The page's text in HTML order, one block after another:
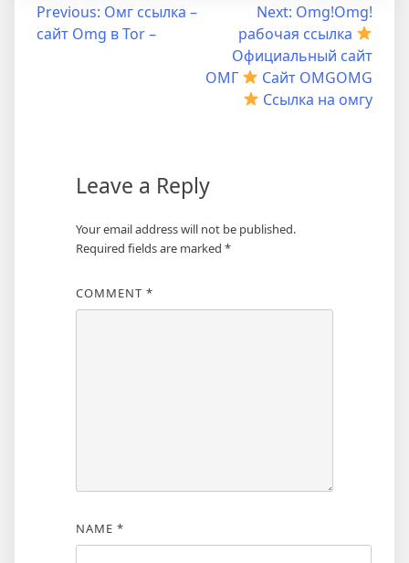
Previous: Омг ссылка –
сайт Omg в Tor –
Next: Omg!Omg!
рабочая ссылка
Официальный сайт
ОМГ
Сайт OMGOMG
Ссылка на омгу
Leave a Reply
Your email address will not be published.
Required fields are marked *
COMMENT *
NAME *